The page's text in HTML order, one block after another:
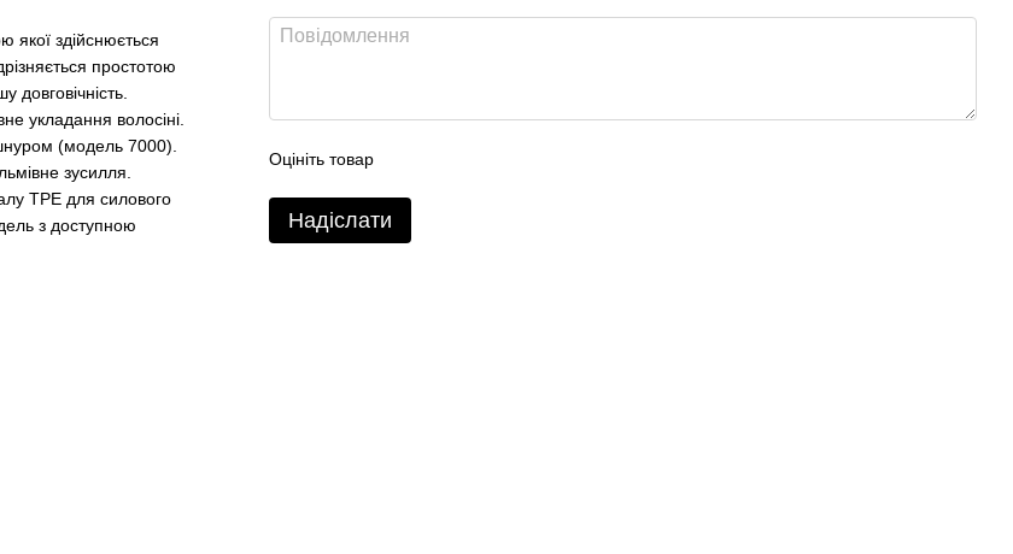
якої здійснюється
простотою
довговічність.
укладання волосіні.
(модель 7000).
зусилля.
TPE для силового
з доступною
Оцініть товар
Надіслати